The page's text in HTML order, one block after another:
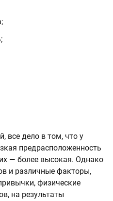
все дело в том, что у
предрасположенность
— более высокая. Однако
и различные факторы,
физические
на результаты